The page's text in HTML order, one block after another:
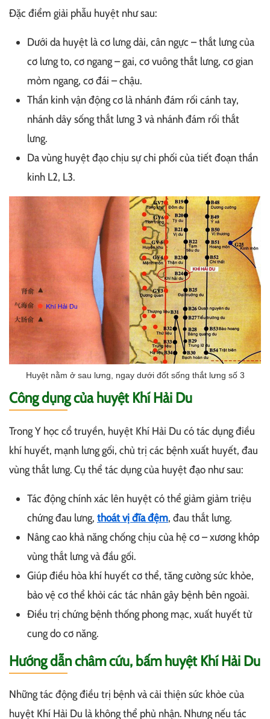
Đặc điểm giải phẫu huyệt như sau:
Dưới da huyệt là cơ lưng dài, cân ngực – thắt lưng của
cơ lưng to, cơ ngang – gai, cơ vuông thắt lưng, cơ gian
mỏm ngang, cơ đái – chậu.
Thần kinh vận động cơ là nhánh đám rối cánh tay,
nhánh dây sống thắt lưng 3 và nhánh đám rối thắt
lưng.
Da vùng huyệt đạo chịu sự chi phối của tiết đoạn thần
kinh L2, L3.
Huyệt nằm ở sau lưng, ngay dưới đốt sống thắt lưng số 3
Công dụng của huyệt Khí Hải Du
Trong Y học cổ truyền, huyệt Khí Hải Du có tác dụng điều
khí huyết, mạnh lưng gối, chủ trị các bệnh xuất huyết, đau
vùng thắt lưng. Cụ thể tác dụng của huyệt đạo như sau:
Tác động chính xác lên huyệt có thể giảm giảm triệu
chứng đau lưng, thoát vị đĩa đệm, đau thắt lưng.
Nâng cao khả năng chống chịu của hệ cơ – xương khớp
vùng thắt lưng và đầu gối.
Giúp điều hòa khí huyết cơ thể, tăng cường sức khỏe,
bảo vệ cơ thể khỏi các tác nhân gây bệnh bên ngoài.
Điều trị chứng bệnh thống phong mạc, xuất huyết tử
cung do cơ năng.
Hướng dẫn châm cứu, bấm huyệt Khí Hải Du
Những tác động điều trị bệnh và cải thiện sức khỏe của
huyệt Khí Hải Du là không thể phủ nhận. Nhưng nếu tác